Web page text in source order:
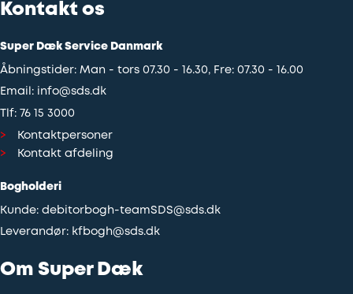
Kontakt os
Super Dæk Service Danmark
Åbningstider: Man - tors 07.30 - 16.30, Fre: 07.30 - 16.00
Email: info@sds.dk
Tlf: 76 15 3000
Kontaktpersoner
Kontakt afdeling
Bogholderi
Kunde: debitorbogh-teamSDS@sds.dk
Leverandør: kfbogh@sds.dk
Om Super Dæk